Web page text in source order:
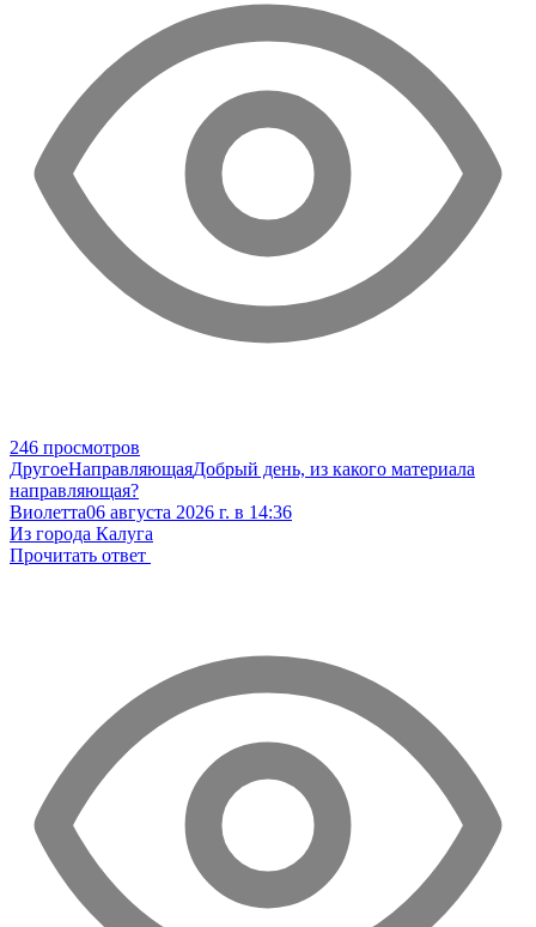
246 просмотров
ДругоеНаправляющаяДобрый день, из какого материала
направляющая?
Виолетта06 августа 2026 г. в 14:36
Из города Калуга
Прочитать ответ